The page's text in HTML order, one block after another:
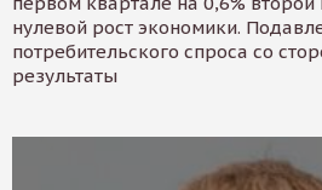
нулевой рост экономики.
потребительского спроса со
результаты